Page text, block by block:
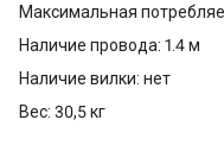
Максимальная
Наличие провода: 1.4 м
Наличие вилки: нет
Вес: 30,5 кг